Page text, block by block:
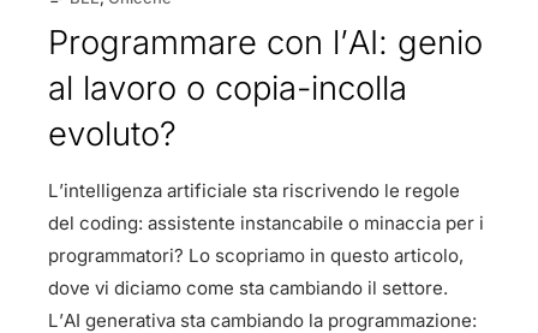
Programmare con l’AI: genio
al lavoro o copia-incolla
evoluto?
L’intelligenza artificiale sta riscrivendo le regole
del coding: assistente instancabile o minaccia per i
programmatori? Lo scopriamo in questo articolo,
dove vi diciamo come sta cambiando il settore.
L’AI generativa sta cambiando la programmazione: